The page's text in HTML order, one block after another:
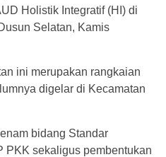
Holistik Integratif (HI) di
Selatan, Kamis
ini merupakan rangkaian
digelar di Kecamatan
bidang Standar
PKK sekaligus pembentukan